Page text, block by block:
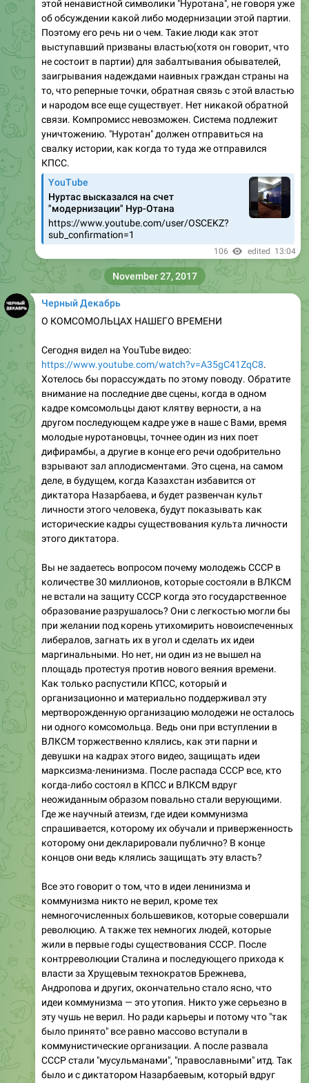
этой ненавистной символики "Нуротана", не говоря уже
об обсуждении какой либо модернизации этой партии.
Поэтому его речь ни о чем. Такие люди как этот
выступавший призваны властью(хотя он говорит, что
не состоит в партии) для забалтывания обывателей,
заигрывания надеждами наивных граждан страны на
то, что реперные точки, обратная связь с этой властью
и народом все еще существует. Нет никакой обратной
связи. Компромисс невозможен. Система подлежит
уничтожению. "Нуротан" должен отправиться на
свалку истории, как когда то туда же отправился
КПСС.
YouTube
Нуртас высказался на счет
"модернизации" Нур-Отана
https://www.youtube.com/user/OSCEKZ?
sub_confirmation=1
106 edited 13:04
Черный Декабрь
О КОМСОМОЛЬЦАХ НАШЕГО ВРЕМЕНИ
Сегодня видел на YouTube видео:
https://www.youtube.com/watch?v=A35gC41ZqC8.
Хотелось бы порассуждать по этому поводу. Обратите
внимание на последние две сцены, когда в одном
кадре комсомольцы дают клятву верности, а на
другом последующем кадре уже в наше с Вами, время
молодые нуротановцы, точнее один из них поет
дифирамбы, а другие в конце его речи одобрительно
взрывают зал аплодисментами. Это сцена, на самом
деле, в будущем, когда Казахстан избавится от
диктатора Назарбаева, и будет развенчан культ
личности этого человека, будут показывать как
исторические кадры существования культа личности
этого диктатора.
Вы не задаетесь вопросом почему молодежь СССР в
количестве 30 миллионов, которые состояли в ВЛКСМ
не встали на защиту СССР когда это государственное
образование разрушалось? Они с легкостью могли бы
при желании под корень утихомирить новоиспеченных
либералов, загнать их в угол и сделать их идеи
маргинальными. Но нет, ни один из не вышел на
площадь протестуя против нового веяния времени.
Как только распустили КПСС, который и
организационно и материально поддерживал эту
мертворожденную организацию молодежи не осталось
ни одного комсомольца. Ведь они при вступлении в
ВЛКСМ торжественно клялись, как эти парни и
девушки на кадрах этого видео, защищать идеи
марксизма-ленинизма. После распада СССР все, кто
когда-либо состоял в КПСС и ВЛКСМ вдруг
неожиданным образом повально стали верующими.
Где же научный атеизм, где идеи коммунизма
спрашивается, которому их обучали и приверженность
которому они декларировали публично? В конце
концов они ведь клялись защищать эту власть?
Все это говорит о том, что в идеи ленинизма и
коммунизма никто не верил, кроме тех
немногочисленных большевиков, которые совершали
революцию. А также тех немногих людей, которые
жили в первые годы существования СССР. После
контрреволюции Сталина и последующего прихода к
власти за Хрущевым технократов Брежнева,
Андропова и других, окончательно стало ясно, что
идеи коммунизма — это утопия. Никто уже серьезно в
эту чушь не верил. Но ради карьеры и потому что "так
было принято" все равно массово вступали в
коммунистические организации. А после развала
СССР стали "мусульманами", "православными" итд. Так
было и с диктатором Назарбаевым, который вдруг
November 27, 2017